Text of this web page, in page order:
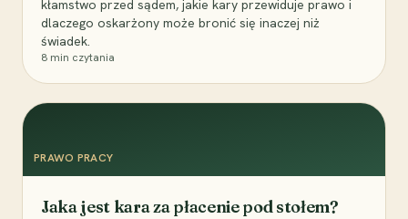
kłamstwo przed sądem, jakie kary przewiduje prawo i
dlaczego oskarżony może bronić się inaczej niż
świadek.
8 min czytania
PRAWO PRACY
Jaka jest kara za płacenie pod stołem?